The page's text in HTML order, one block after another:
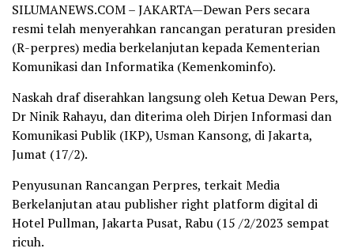
SILUMANEWS.COM – JAKARTA—Dewan Pers secara
resmi telah menyerahkan rancangan peraturan presiden
(R-perpres) media berkelanjutan kepada Kementerian
Komunikasi dan Informatika (Kemenkominfo).
Naskah draf diserahkan langsung oleh Ketua Dewan Pers,
Dr Ninik Rahayu, dan diterima oleh Dirjen Informasi dan
Komunikasi Publik (IKP), Usman Kansong, di Jakarta,
Jumat (17/2).
Penyusunan Rancangan Perpres, terkait Media
Berkelanjutan atau publisher right platform digital di
Hotel Pullman, Jakarta Pusat, Rabu (15 /2/2023 sempat
ricuh.